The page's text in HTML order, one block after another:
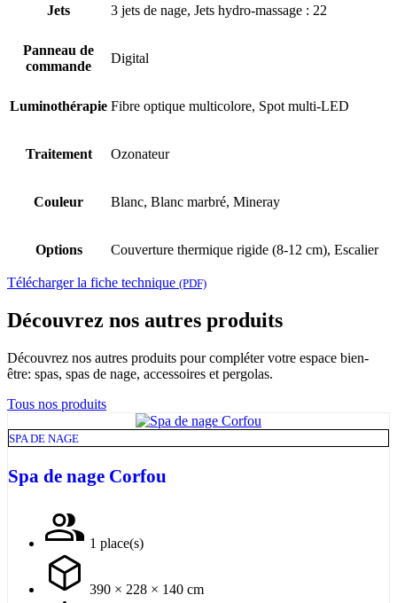
Jets 3 jets de nage, Jets hydro-massage : 22
Panneau de
commande
Digital
Luminothérapie Fibre optique multicolore, Spot multi-LED
Traitement Ozonateur
Couleur Blanc, Blanc marbré, Mineray
Options Couverture thermique rigide (8-12 cm), Escalier
Télécharger la fiche technique (PDF)
Découvrez nos autres produits
Découvrez nos autres produits pour compléter votre espace bien-
être: spas, spas de nage, accessoires et pergolas.
Tous nos produits
SPA DE NAGE
Spa de nage Corfou
1 place(s)
390 × 228 × 140 cm